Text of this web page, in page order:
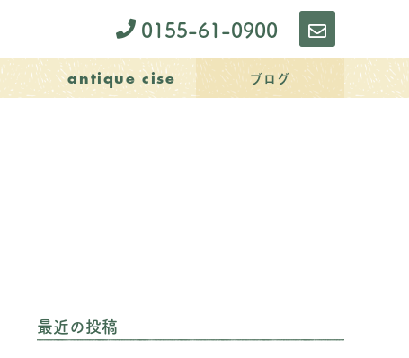
0155-61-0900 お
問
い
antique cise ブログ
最近の投稿